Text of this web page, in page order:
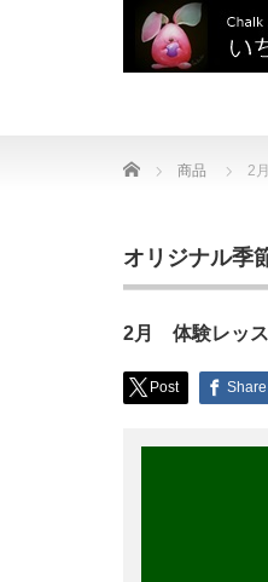
Home 商品 2
オリジナル季
2月 体験レッ
Post Share